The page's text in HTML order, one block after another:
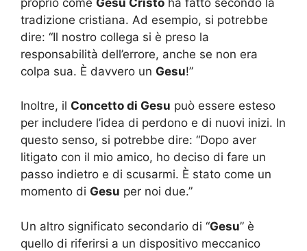
tradizione cristiana. Ad esempio, si potrebbe
dire: “Il nostro collega si è preso la
responsabilità dell’errore, anche se non era
colpa sua. È davvero un Gesu!”
Inoltre, il Concetto di Gesu può essere esteso
per includere l’idea di perdono e di nuovi inizi. In
questo senso, si potrebbe dire: “Dopo aver
litigato con il mio amico, ho deciso di fare un
passo indietro e di scusarmi. È stato come un
momento di Gesu per noi due.”
Un altro significato secondario di “Gesu” è
quello di riferirsi a un dispositivo meccanico